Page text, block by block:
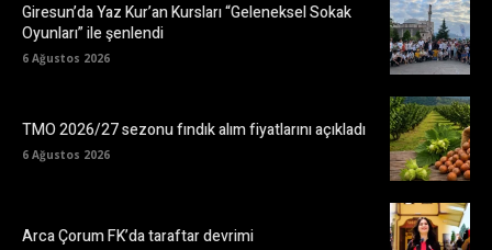
Giresun’da Yaz Kur’an Kursları “Geleneksel Sokak
Oyunları” ile şenlendi
6 Ağustos 2026
TMO 2026/27 sezonu fındık alım fiyatlarını açıkladı
6 Ağustos 2026
Arca Çorum FK’da taraftar devrimi